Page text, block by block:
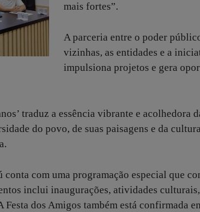
mais fortes”.
A parceria entre o poder
vizinhas, as entidades e a
impulsiona projetos e gera
traduz a essência vibrante e acolhedora
do povo, de suas paisagens e da
com uma programação especial que
inclui inaugurações, atividades
dos Amigos também está confirmada